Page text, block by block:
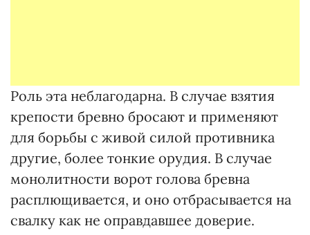
Роль эта неблагодарна. В случае взятия
крепости бревно бросают и применяют
для борьбы с живой силой противника
другие, более тонкие орудия. В случае
монолитности ворот голова бревна
расплющивается, и оно отбрасывается на
свалку как не оправдавшее доверие.